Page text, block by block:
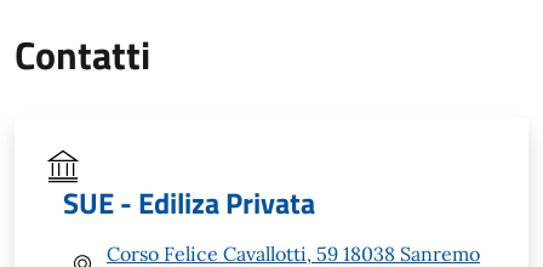
Contatti
SUE - Ediliza Privata
Corso Felice Cavallotti, 59 18038 Sanremo